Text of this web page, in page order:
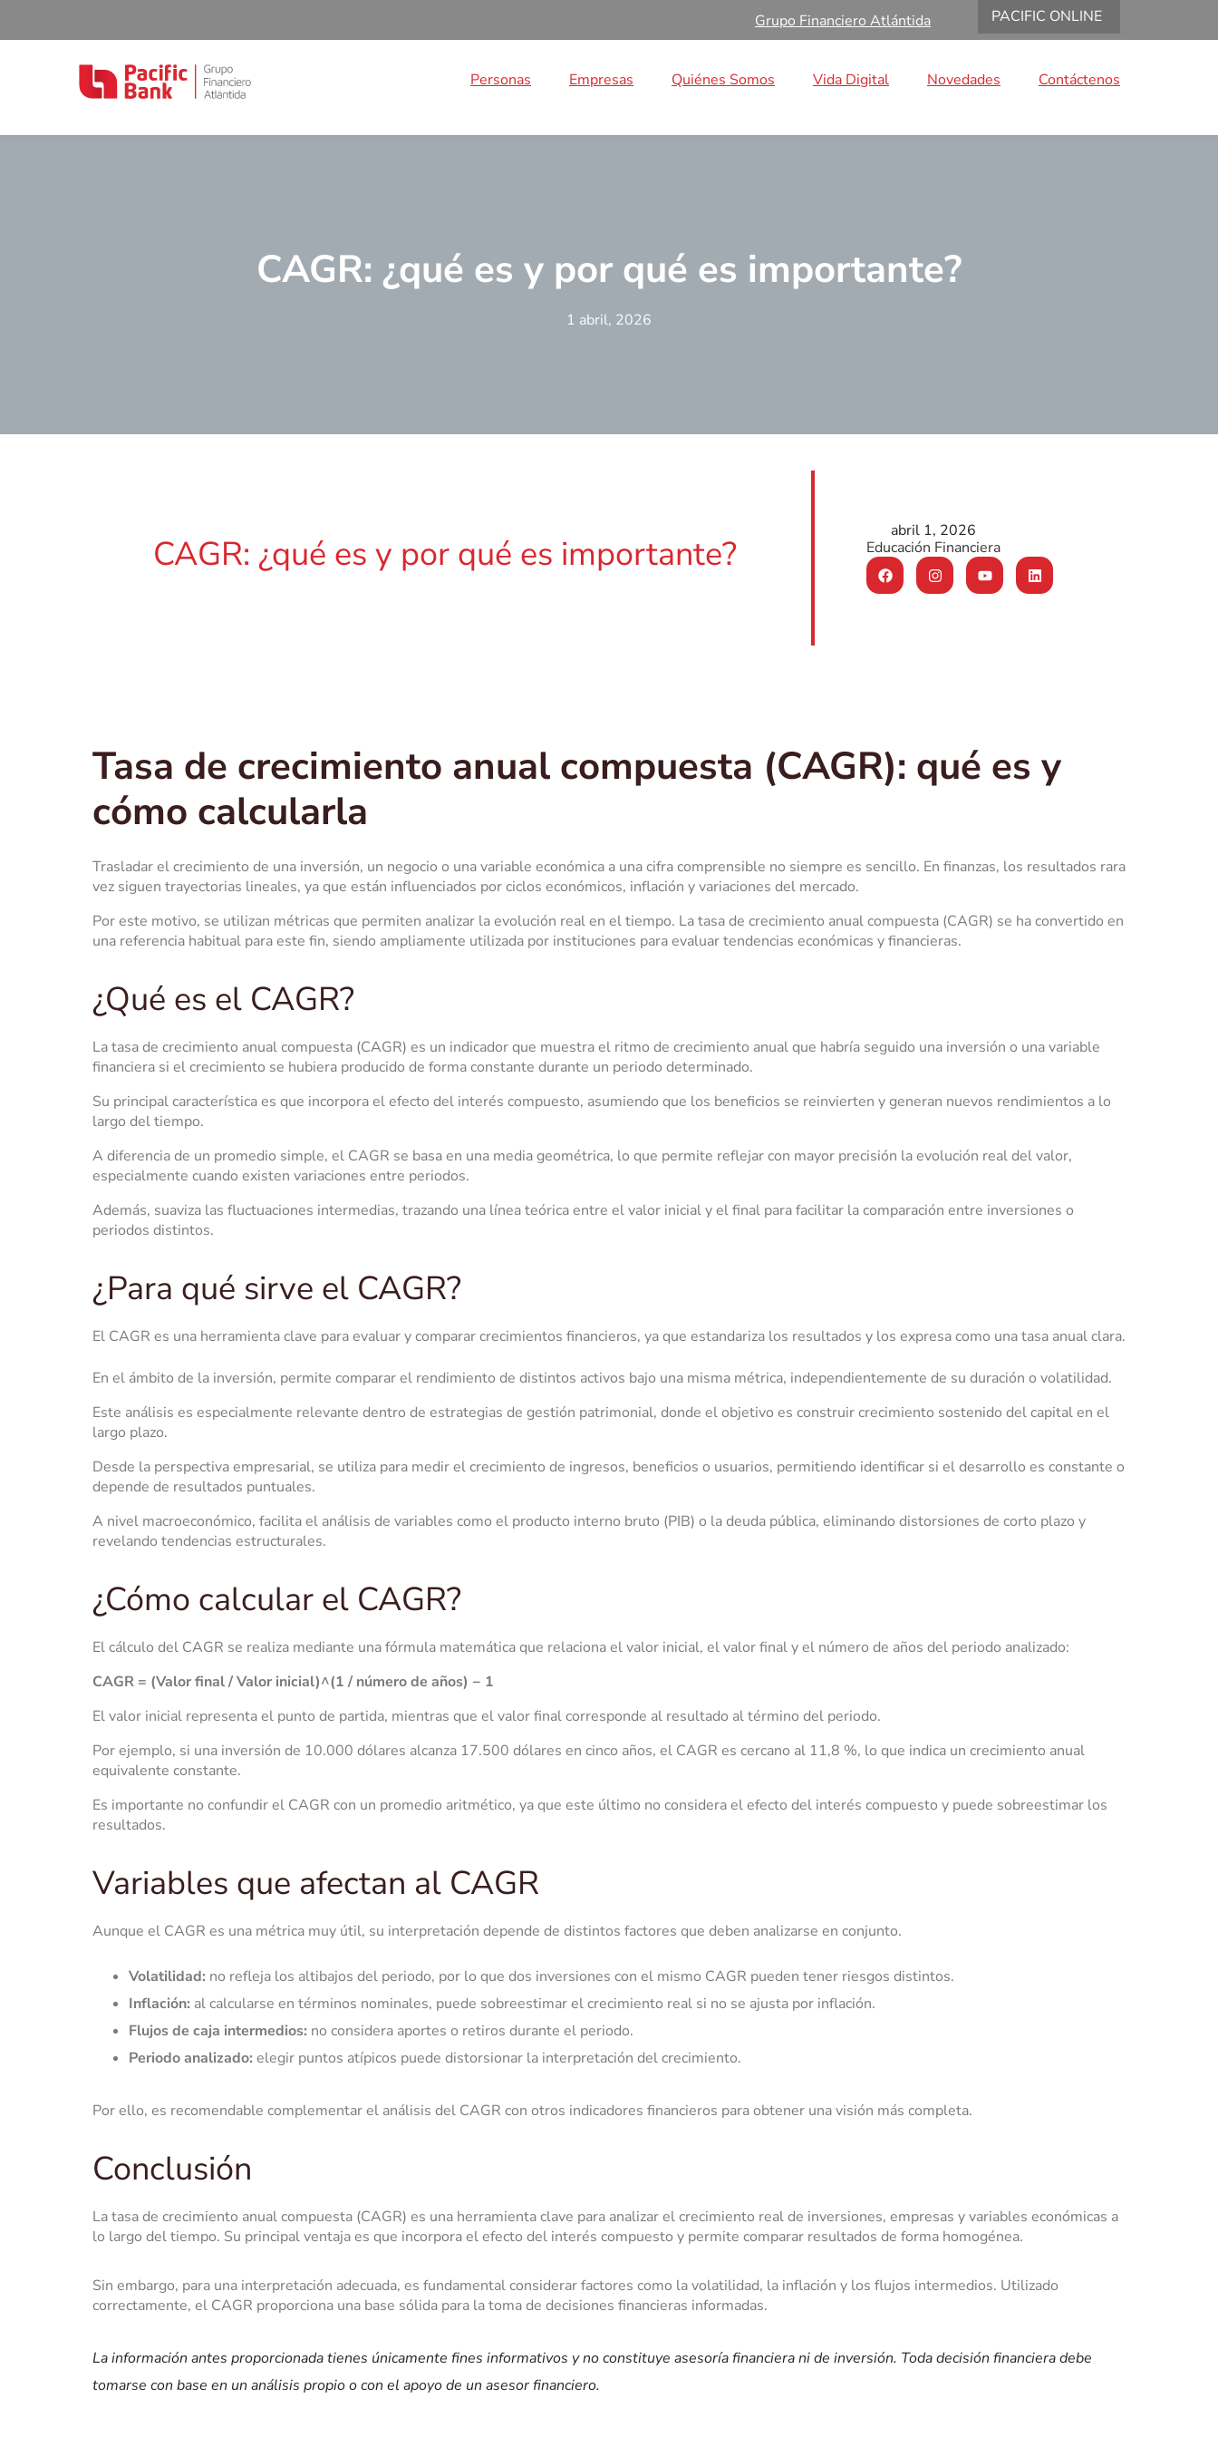
Grupo Financiero Atlántida PACIFIC ONLINE
Personas Empresas Quiénes Somos Vida Digital Novedades Contáctenos
CAGR: ¿qué es y por qué es importante?
1 abril, 2026
CAGR: ¿qué es y por qué es importante?
abril 1, 2026
Educación Financiera
Tasa de crecimiento anual compuesta (CAGR): qué es y
cómo calcularla
Trasladar el crecimiento de una inversión, un negocio o una variable económica a una cifra comprensible no siempre es sencillo. En finanzas, los resultados rara
vez siguen trayectorias lineales, ya que están influenciados por ciclos económicos, inflación y variaciones del mercado.
Por este motivo, se utilizan métricas que permiten analizar la evolución real en el tiempo. La tasa de crecimiento anual compuesta (CAGR) se ha convertido en
una referencia habitual para este fin, siendo ampliamente utilizada por instituciones para evaluar tendencias económicas y financieras.
¿Qué es el CAGR?
La tasa de crecimiento anual compuesta (CAGR) es un indicador que muestra el ritmo de crecimiento anual que habría seguido una inversión o una variable
financiera si el crecimiento se hubiera producido de forma constante durante un periodo determinado.
Su principal característica es que incorpora el efecto del interés compuesto, asumiendo que los beneficios se reinvierten y generan nuevos rendimientos a lo
largo del tiempo.
A diferencia de un promedio simple, el CAGR se basa en una media geométrica, lo que permite reflejar con mayor precisión la evolución real del valor,
especialmente cuando existen variaciones entre periodos.
Además, suaviza las fluctuaciones intermedias, trazando una línea teórica entre el valor inicial y el final para facilitar la comparación entre inversiones o
periodos distintos.
¿Para qué sirve el CAGR?
El CAGR es una herramienta clave para evaluar y comparar crecimientos financieros, ya que estandariza los resultados y los expresa como una tasa anual clara.
En el ámbito de la inversión, permite comparar el rendimiento de distintos activos bajo una misma métrica, independientemente de su duración o volatilidad.
Este análisis es especialmente relevante dentro de estrategias de gestión patrimonial, donde el objetivo es construir crecimiento sostenido del capital en el
largo plazo.
Desde la perspectiva empresarial, se utiliza para medir el crecimiento de ingresos, beneficios o usuarios, permitiendo identificar si el desarrollo es constante o
depende de resultados puntuales.
A nivel macroeconómico, facilita el análisis de variables como el producto interno bruto (PIB) o la deuda pública, eliminando distorsiones de corto plazo y
revelando tendencias estructurales.
¿Cómo calcular el CAGR?
El cálculo del CAGR se realiza mediante una fórmula matemática que relaciona el valor inicial, el valor final y el número de años del periodo analizado:
CAGR = (Valor final / Valor inicial)^(1 / número de años) − 1
El valor inicial representa el punto de partida, mientras que el valor final corresponde al resultado al término del periodo.
Por ejemplo, si una inversión de 10.000 dólares alcanza 17.500 dólares en cinco años, el CAGR es cercano al 11,8 %, lo que indica un crecimiento anual
equivalente constante.
Es importante no confundir el CAGR con un promedio aritmético, ya que este último no considera el efecto del interés compuesto y puede sobreestimar los
resultados.
Variables que afectan al CAGR
Aunque el CAGR es una métrica muy útil, su interpretación depende de distintos factores que deben analizarse en conjunto.
Volatilidad: no refleja los altibajos del periodo, por lo que dos inversiones con el mismo CAGR pueden tener riesgos distintos.
Inflación: al calcularse en términos nominales, puede sobreestimar el crecimiento real si no se ajusta por inflación.
Flujos de caja intermedios: no considera aportes o retiros durante el periodo.
Periodo analizado: elegir puntos atípicos puede distorsionar la interpretación del crecimiento.
Por ello, es recomendable complementar el análisis del CAGR con otros indicadores financieros para obtener una visión más completa.
Conclusión
La tasa de crecimiento anual compuesta (CAGR) es una herramienta clave para analizar el crecimiento real de inversiones, empresas y variables económicas a
lo largo del tiempo. Su principal ventaja es que incorpora el efecto del interés compuesto y permite comparar resultados de forma homogénea.
Sin embargo, para una interpretación adecuada, es fundamental considerar factores como la volatilidad, la inflación y los flujos intermedios. Utilizado
correctamente, el CAGR proporciona una base sólida para la toma de decisiones financieras informadas.
La información antes proporcionada tienes únicamente fines informativos y no constituye asesoría financiera ni de inversión. Toda decisión financiera debe
tomarse con base en un análisis propio o con el apoyo de un asesor financiero.